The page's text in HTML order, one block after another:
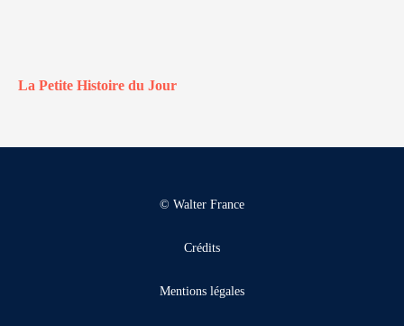
La Petite Histoire du Jour
© Walter France
Crédits
Mentions légales